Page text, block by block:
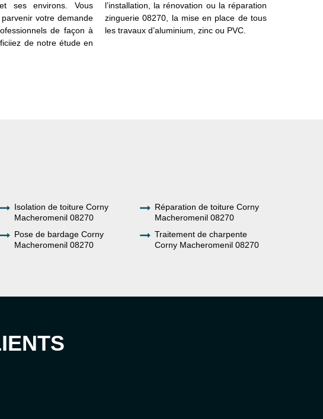
ses environs. Vous
votre demande
de façon à
de notre étude en
l’installation, la rénovation ou la réparation
zinguerie 08270, la mise en place de tous
les travaux d’aluminium, zinc ou PVC.
Isolation de toiture Corny
Macheromenil 08270
Réparation de toiture Corny
Macheromenil 08270
Pose de bardage Corny
Macheromenil 08270
Traitement de charpente
Corny Macheromenil 08270